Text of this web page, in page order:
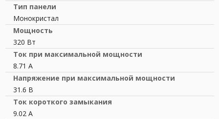
Тип панели
Монокристал
Мощность
320 Вт
Ток при максимальной мощности
8.71 A
Напряжение при максимальной мощности
31.6 В
Ток короткого замыкания
9.02 A